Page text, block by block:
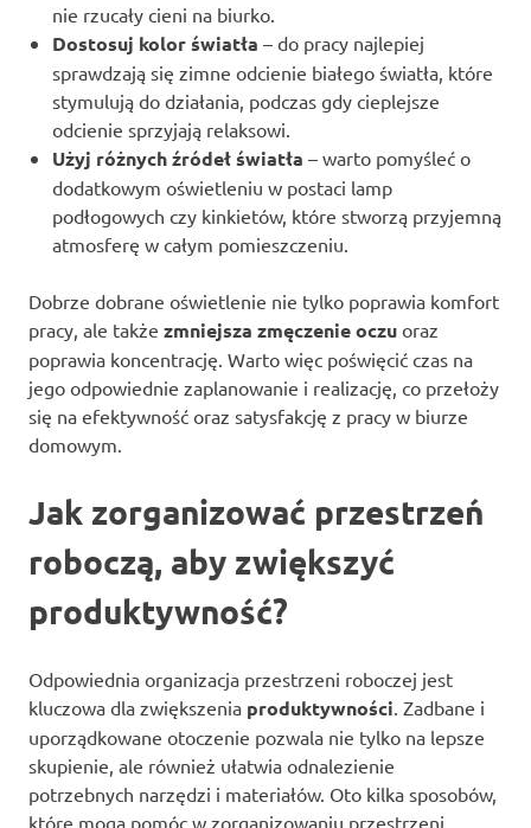
nie rzucały cieni na biurko.
Dostosuj kolor światła – do pracy najlepiej
sprawdzają się zimne odcienie białego światła, które
stymulują do działania, podczas gdy cieplejsze
odcienie sprzyjają relaksowi.
Użyj różnych źródeł światła – warto pomyśleć o
dodatkowym oświetleniu w postaci lamp
podłogowych czy kinkietów, które stworzą przyjemną
atmosferę w całym pomieszczeniu.
Dobrze dobrane oświetlenie nie tylko poprawia komfort
pracy, ale także zmniejsza zmęczenie oczu oraz
poprawia koncentrację. Warto więc poświęcić czas na
jego odpowiednie zaplanowanie i realizację, co przełoży
się na efektywność oraz satysfakcję z pracy w biurze
domowym.
Jak zorganizować przestrzeń
roboczą, aby zwiększyć
produktywność?
Odpowiednia organizacja przestrzeni roboczej jest
kluczowa dla zwiększenia produktywności . Zadbane i
uporządkowane otoczenie pozwala nie tylko na lepsze
skupienie, ale również ułatwia odnalezienie
potrzebnych narzędzi i materiałów. Oto kilka sposobów,
które mogą pomóc w zorganizowaniu przestrzeni